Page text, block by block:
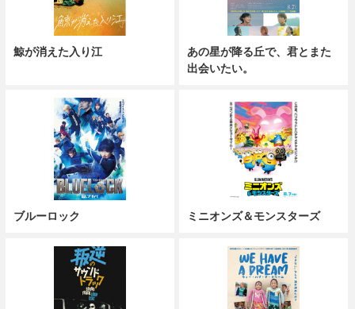
鯨が消えた入り江
あの星が降る丘で、君とまた
出会いたい。
ブルーロック ミニオンズ＆モンスターズ